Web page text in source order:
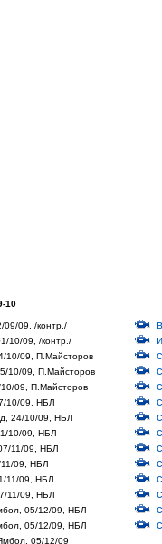
10
09/09, /контр./
10/09, /контр./
10/09, П.Майсторов
10/09, П.Майсторов
09, П.Майсторов
10/09, НБЛ
24/10/09, НБЛ
10/09, НБЛ
11/09, НБЛ
09, НБЛ
11/09, НБЛ
11/09, НБЛ
05/12/09, НБЛ
05/12/09, НБЛ
05/12/09